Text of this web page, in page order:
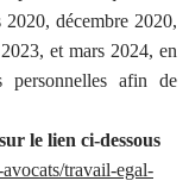
décembre 2020,
et mars 2024, en
personnelles afin de
le lien ci-dessous
travail-egal-